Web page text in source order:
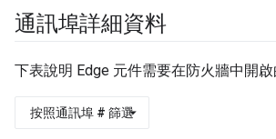
通訊埠詳細資料
下表說明 Edge 元件需要在防火牆中開啟
按照通訊埠 # 篩選